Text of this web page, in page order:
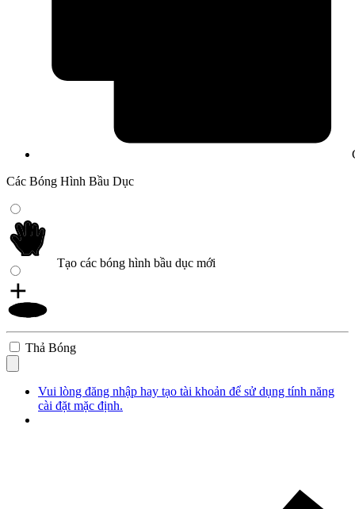
Các Bóng Hình Bầu Dục
Tạo các bóng hình bầu dục mới
Thả Bóng
Vui lòng đăng nhập hay tạo tài khoản để sử dụng tính năng
cài đặt mặc định.